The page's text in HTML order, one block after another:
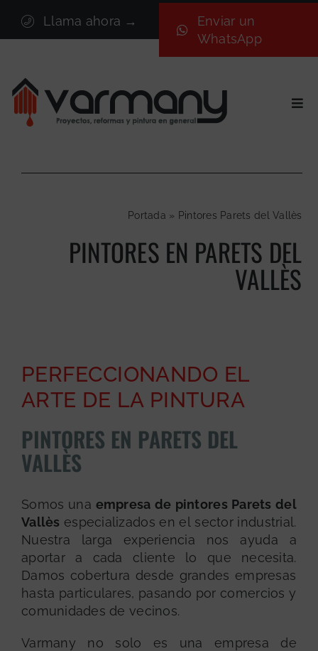
contenido
Llama ahora →
Enviar un
WhatsApp
Sectores
Nosotros
Portada » Pintores Parets del Vallès
PINTORES EN PARETS DEL
VALLÈS
PERFECCIONANDO EL
ARTE DE LA PINTURA
PINTORES EN PARETS DEL
VALLÈS
Somos una empresa de pintores Parets del
Vallès especializados en el sector industrial.
Nuestra larga experiencia nos ayuda a
aportar a cada cliente lo que necesita.
Damos cobertura desde grandes empresas
hasta particulares, pasando por comercios y
comunidades de vecinos.
Varmany no solo es una empresa de